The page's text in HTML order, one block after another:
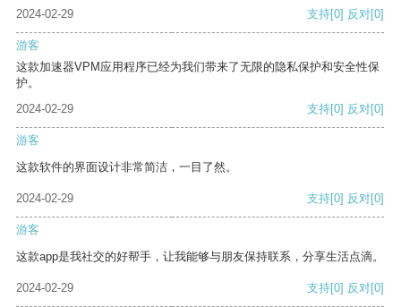
2024-02-29
支持[0] 反对[0]
游客
这款加速器VPM应用程序已经为我们带来了无限的隐私保护和安全性保
护。
2024-02-29
支持[0] 反对[0]
游客
这款软件的界面设计非常简洁，一目了然。
2024-02-29 支持[0] 反对[0]
游客
这款app是我社交的好帮手，让我能够与朋友保持联系，分享生活点滴。
2024-02-29 支持[0] 反对[0]